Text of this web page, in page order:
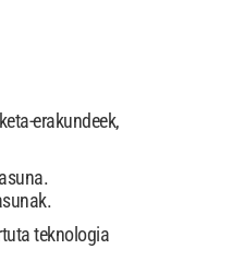
erakundeek,
teknologia